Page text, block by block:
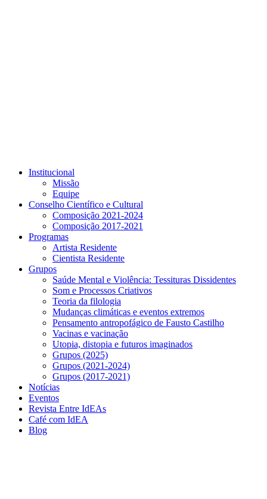
Institucional
Missão
Equipe
Conselho Científico e Cultural
Composição 2021-2024
Composição 2017-2021
Programas
Artista Residente
Cientista Residente
Grupos
Saúde Mental e Violência: Tessituras Dissidentes
Som e Processos Criativos
Teoria da filologia
Mudanças climáticas e eventos extremos
Pensamento antropofágico de Fausto Castilho
Vacinas e vacinação
Utopia, distopia e futuros imaginados
Grupos (2025)
Grupos (2021-2024)
Grupos (2017-2021)
Notícias
Eventos
Revista Entre IdEAs
Café com IdEA
Blog